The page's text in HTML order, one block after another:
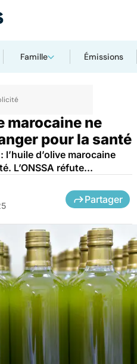
Famille Émissions
Maroc
marocaine ne
pour la santé
d’olive marocaine
L’ONSSA réfute...
Partager